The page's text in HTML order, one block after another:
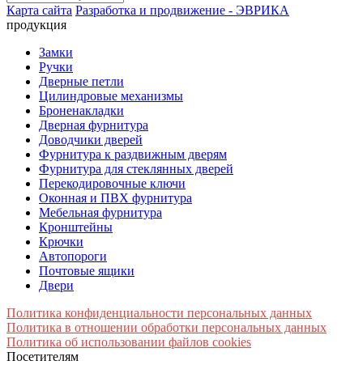
Карта сайта Разработка и продвижение - ЭВРИКА
продукция
Замки
Ручки
Дверные петли
Цилиндровые механизмы
Броненакладки
Дверная фурнитура
Доводчики дверей
Фурнитура к раздвижным дверям
Фурнитура для стеклянных дверей
Перекодировочные ключи
Оконная и ПВХ фурнитура
Мебельная фурнитура
Кронштейны
Крючки
Автопороги
Почтовые ящики
Двери
Политика конфиденциальности персональных данных
Политика в отношении обработки персональных данных
Политика об использовании файлов cookies
Посетителям